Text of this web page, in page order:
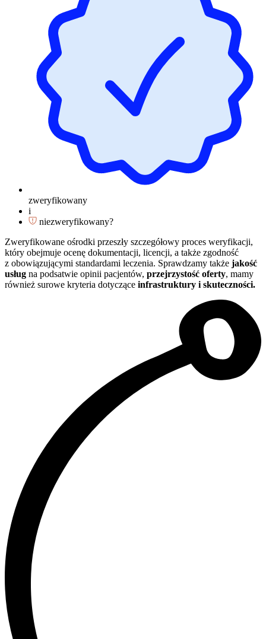
zweryfikowany
i
niezweryfikowany?
Zweryfikowane ośrodki przeszły szczegółowy proces weryfikacji,
który obejmuje ocenę dokumentacji, licencji, a także zgodność
z obowiązującymi standardami leczenia. Sprawdzamy także jakość
usług na podsatwie opinii pacjentów, przejrzystość oferty, mamy
również surowe kryteria dotyczące infrastruktury i skuteczności.